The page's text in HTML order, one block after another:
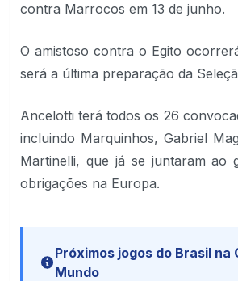
contra Marrocos em 13 de junho.
O amistoso contra o Egito
será a última preparação da
Ancelotti terá todos os 26
incluindo Marquinhos, Gabriel
Martinelli, que já se juntaram ao
obrigações na Europa.
Próximos jogos do Brasil na
Mundo